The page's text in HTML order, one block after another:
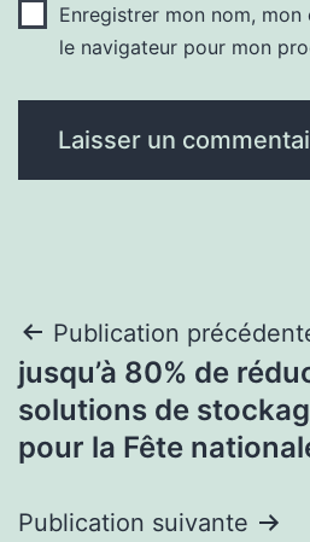
Enregistrer mon nom,
le navigateur pour mon
Navigation
de
l’article
Publication
jusqu’à 80% de
solutions de
pour la Fête
Publication suivante